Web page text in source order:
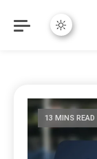
13 MINS READ